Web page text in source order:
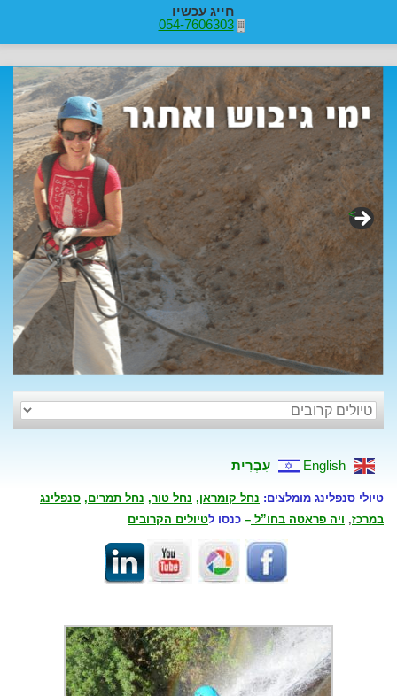
חייג עכשיו
054-7606303
>
English עִבְרִית
טיולי סנפלינג מומלצים: נחל קומראן, נחל טור, נחל תמרים, סנפלינג
במרכז, ויה פראטה בחו”ל – כנסו לטיולים הקרובים